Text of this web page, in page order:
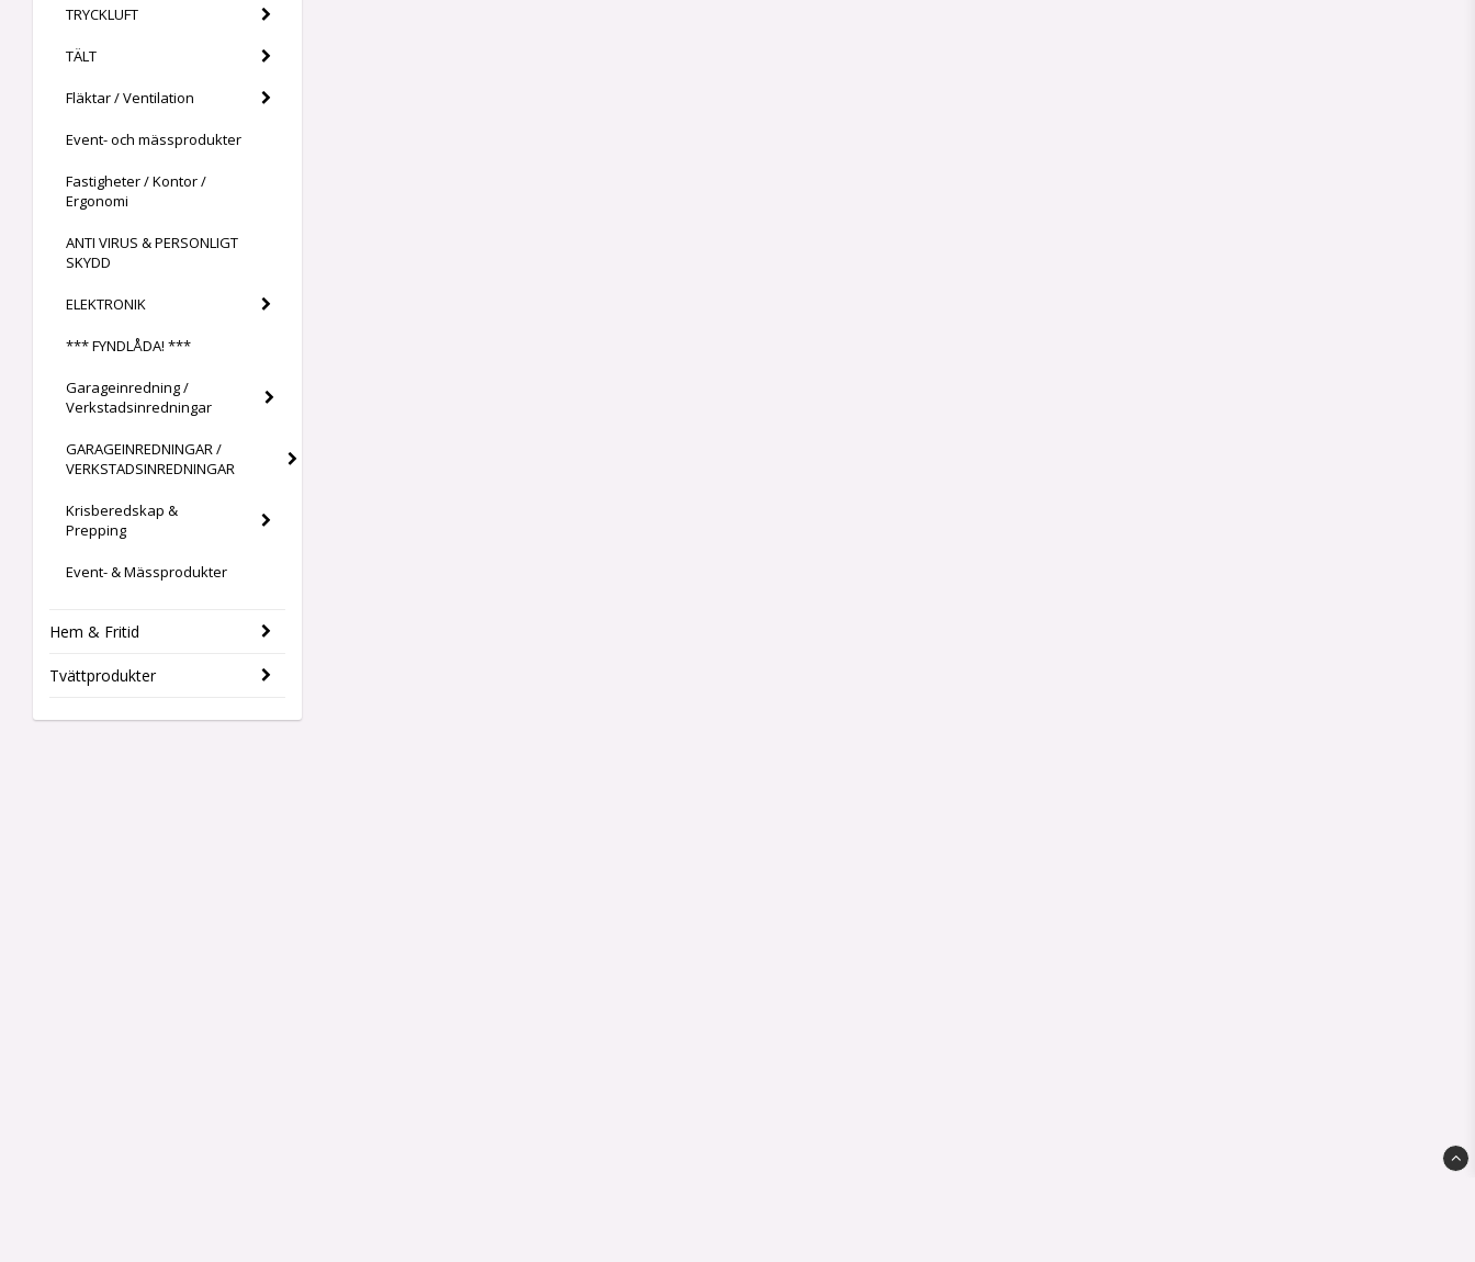
TRYCKLUFT
TÄLT
Fläktar / Ventilation
Event- och mässprodukter
Fastigheter / Kontor /
Ergonomi
ANTI VIRUS & PERSONLIGT
SKYDD
ELEKTRONIK
*** FYNDLÅDA! ***
Garageinredning /
Verkstadsinredningar
GARAGEINREDNINGAR /
VERKSTADSINREDNINGAR
Krisberedskap &
Prepping
Event- & Mässprodukter
Hem & Fritid
Tvättprodukter